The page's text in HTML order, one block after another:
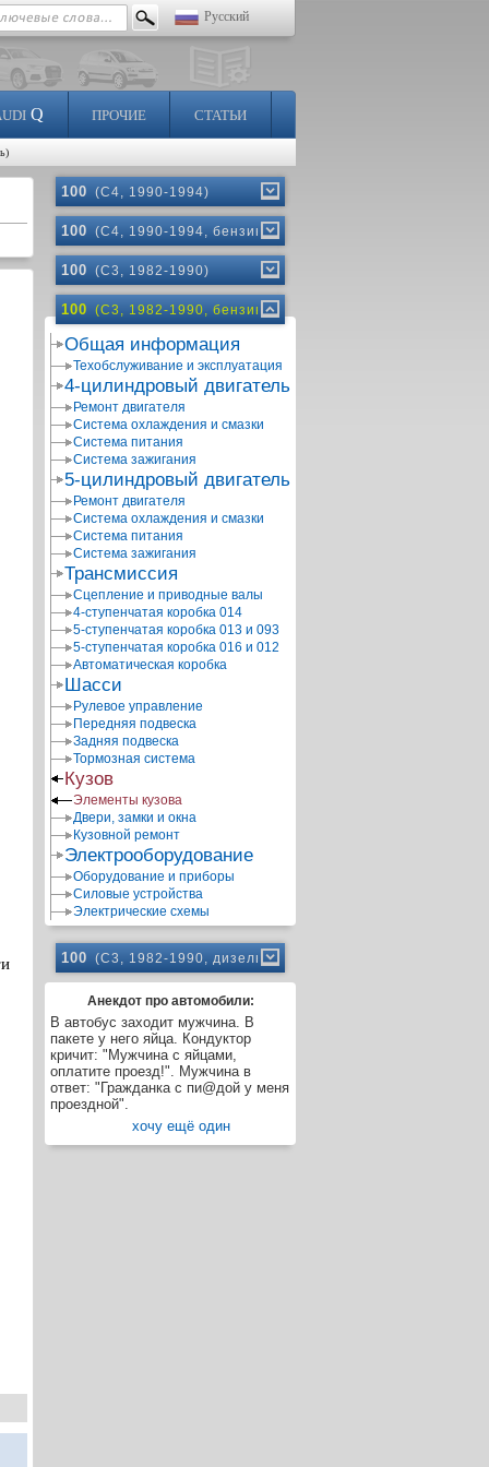
Русский
Q ПРОЧИЕ СТАТЬИ
100 (C4, 1990-1994)
100 (C4, 1990-1994, бензин)
100 (C3, 1982-1990)
100 (C3, 1982-1990, бензин)
Общая информация
Техобслуживание и эксплуатация
4-цилиндровый двигатель
Ремонт двигателя
Система охлаждения и смазки
Система питания
Система зажигания
5-цилиндровый двигатель
Ремонт двигателя
Система охлаждения и смазки
Система питания
Система зажигания
Трансмиссия
Сцепление и приводные валы
4-ступенчатая коробка 014
5-ступенчатая коробка 013 и 093
5-ступенчатая коробка 016 и 012
Автоматическая коробка
Шасси
Рулевое управление
Передняя подвеска
Задняя подвеска
Тормозная система
Кузов
Элементы кузова
Двери, замки и окна
Кузовной ремонт
Электрооборудование
Оборудование и приборы
Силовые устройства
Электрические схемы
100 (C3, 1982-1990, дизель)
Анекдот про автомобили:
В автобус заходит мужчина. В
пакете у него яйца. Кондуктор
кричит: "Мужчина с яйцами,
оплатите проезд!". Мужчина в
ответ: "Гражданка с пи@дой у меня
проездной".
хочу ещё один